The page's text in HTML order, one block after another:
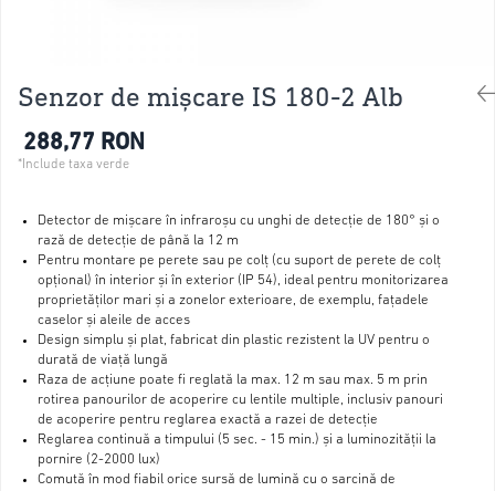
Senzor de mișcare IS 180-2 Alb
288,77 RON
Detector de mișcare în infraroșu cu unghi de detecție de 180° și o
rază de detecție de până la 12 m
Pentru montare pe perete sau pe colț (cu suport de perete de colț
opțional) în interior și în exterior (IP 54), ideal pentru monitorizarea
proprietăților mari și a zonelor exterioare, de exemplu, fațadele
caselor și aleile de acces
Design simplu și plat, fabricat din plastic rezistent la UV pentru o
durată de viață lungă
Raza de acțiune poate fi reglată la max. 12 m sau max. 5 m prin
rotirea panourilor de acoperire cu lentile multiple, inclusiv panouri
de acoperire pentru reglarea exactă a razei de detecție
Reglarea continuă a timpului (5 sec. - 15 min.) și a luminozității la
pornire (2-2000 lux)
Comută în mod fiabil orice sursă de lumină cu o sarcină de